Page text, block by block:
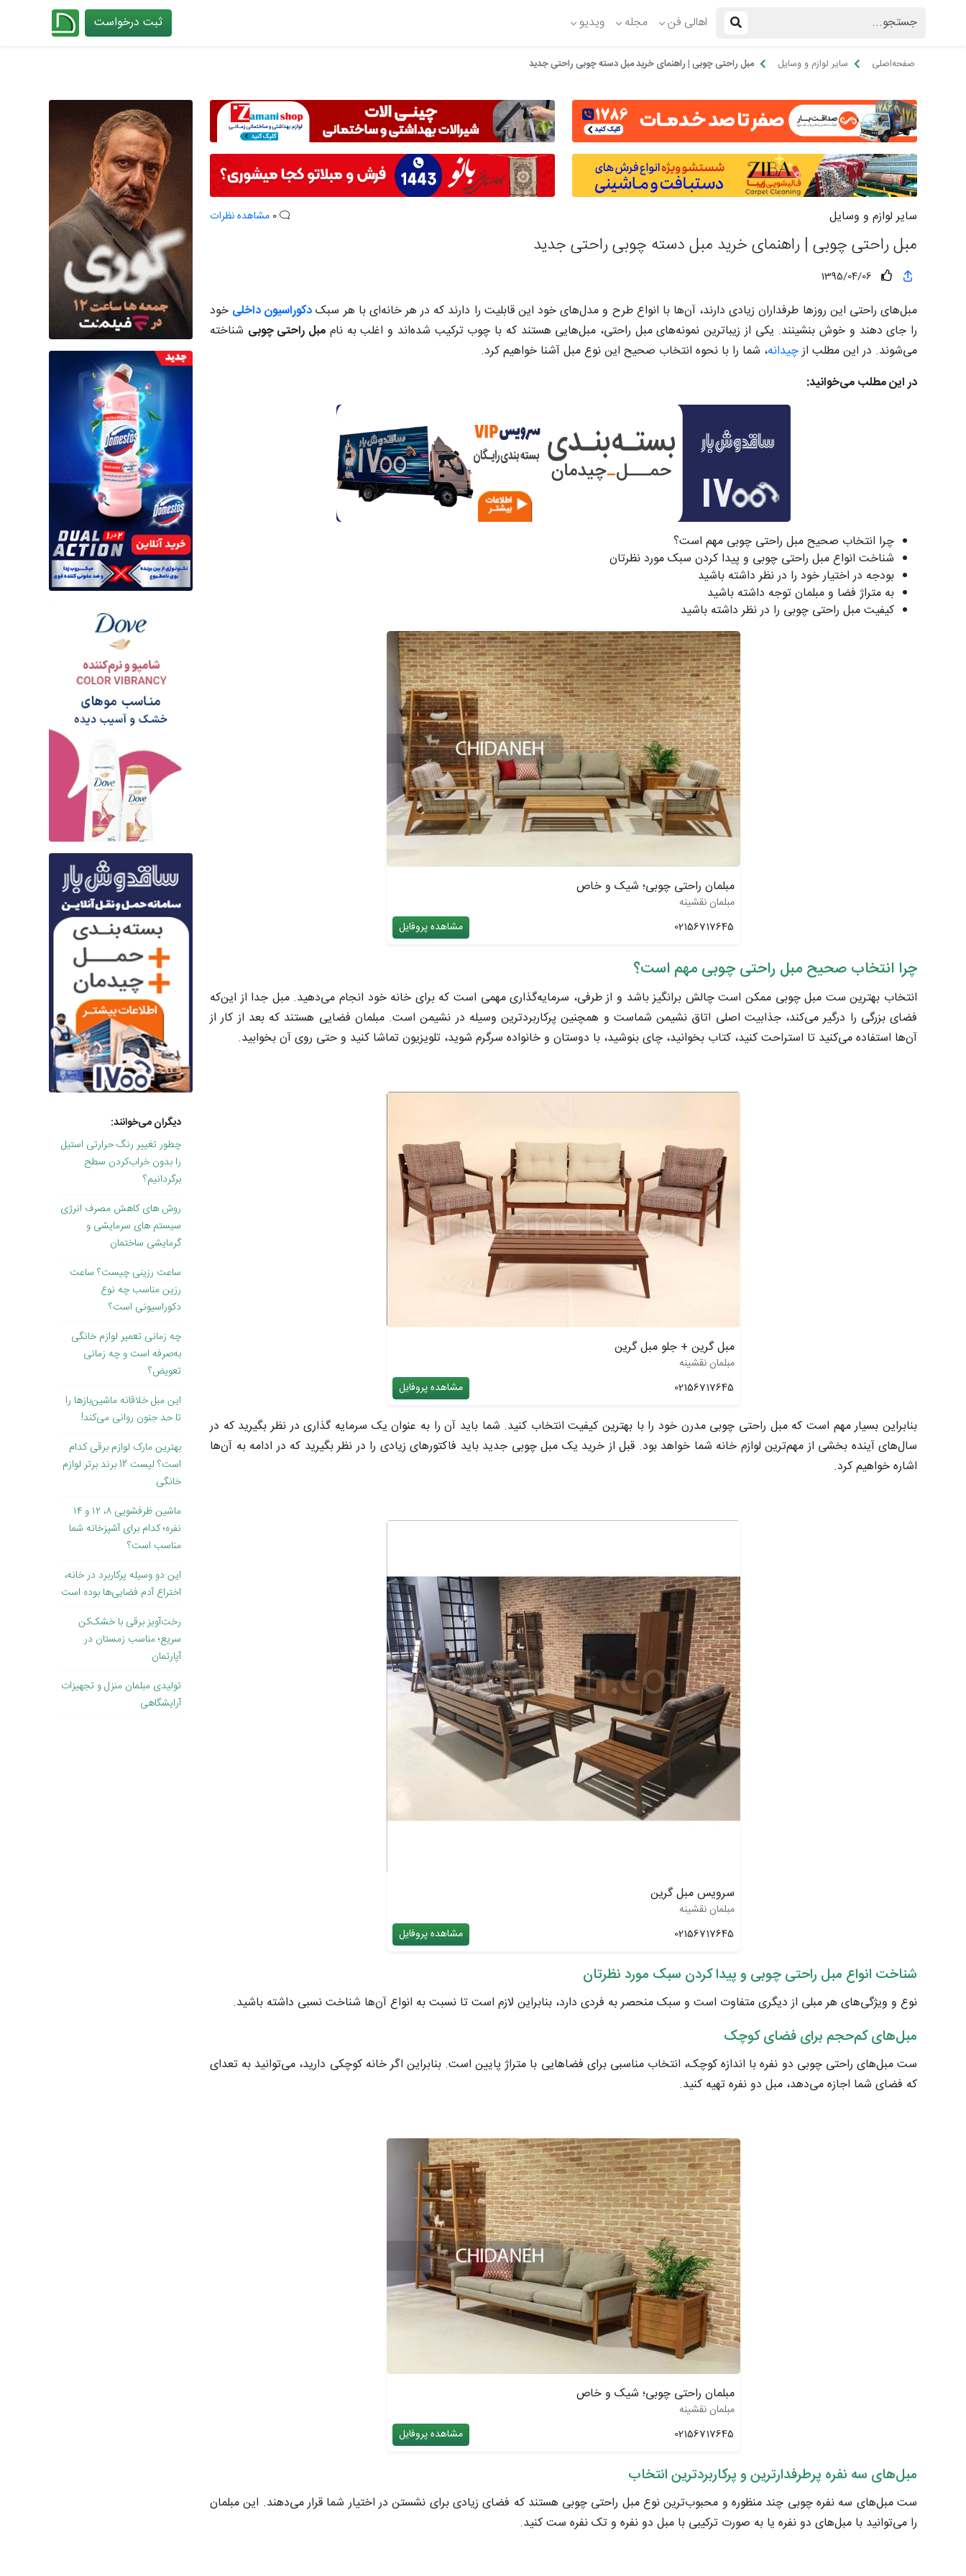
اهالی فن مجله ویدیو ثبت درخواست
صفحه‌اصلی سایر لوازم و وسایل مبل راحتی چوبی | راهنمای خرید مبل دسته چوبی راحتی جدید
سایر لوازم و وسایل مشاهده نظرات
مبل راحتی چوبی | راهنمای خرید مبل دسته چوبی راحتی جدید
1395/04/06
مبل‌های راحتی این روزها طرفداران زیادی دارند، آن‌ها با انواع طرح و مدل‌های خود این قابلیت را دارند که در هر خانه‌ای با هر سبکدکوراسیون داخلی خود
را جای دهند و خوش بنشینند. یکی از زیباترین نمونه‌های مبل راحتی، مبل‌هایی هستند که با چوب ترکیب شده‌اند و اغلب به نام مبل راحتی چوبی شناخته
می‌شوند. در این مطلب ازچیدانه، شما را با نحوه انتخاب صحیح این نوع مبل آشنا خواهیم کرد.
در این مطلب می‌خوانید:
چرا انتخاب صحیح مبل راحتی چوبی مهم است؟
شناخت انواع مبل راحتی چوبی و پیدا کردن سبک مورد نظرتان
بودجه در اختیار خود را در نظر داشته باشید
به متراژ فضا و مبلمان توجه داشته باشید
کیفیت مبل راحتی چوبی را در نظر داشته باشید
مبلمان راحتی چوبی؛ شیک و خاص
مبلمان نقشینه
02156717645
مشاهده پروفایل
چرا انتخاب صحیح مبل راحتی چوبی مهم است؟
انتخاب بهترین ست مبل چوبی ممکن است چالش برانگیز باشد و از طرفی، سرمایه‌گذاری مهمی است که برای خانه خود انجام می‌دهید. مبل جدا از این‌که
فضای بزرگی را درگیر می‌کند، جذابیت اصلی اتاق نشیمن شماست و همچنین پرکاربردترین وسیله در نشیمن است. مبلمان فضایی هستند که بعد از کار از
آن‌ها استفاده می‌کنید تا استراحت کنید، کتاب بخوانید، چای بنوشید، با دوستان و خانواده سرگرم شوید، تلویزیون تماشا کنید و حتی روی آن بخوابید.
مبل گرین + جلو مبل گرین
مبلمان نقشینه
02156717645
مشاهده پروفایل
بنابراین بسیار مهم است که مبل راحتی چوبی مدرن خود را با بهترین کیفیت انتخاب کنید. شما باید آن را به عنوان یک سرمایه گذاری در نظر بگیرید که در
سا‌ل‌های آینده بخشی از مهم‌ترین لوازم خانه شما خواهد بود. قبل از خرید یک مبل چوبی جدید باید فاکتورهای زیادی را در نظر بگیرید که در ادامه به آن‌ها
اشاره خواهیم کرد.
سرویس مبل گرین
مبلمان نقشینه
02156717645
مشاهده پروفایل
شناخت انواع مبل راحتی چوبی و پیدا کردن سبک مورد نظرتان
نوع و ویژگی‌های هر مبلی از دیگری متفاوت است و سبک منحصر به فردی دارد، بنابراین لازم است تا نسبت به انواع آن‌ها شناخت نسبی داشته باشید.
مبل‌های کم‌حجم برای فضای کوچک
ست مبل‌های راحتی چوبی دو نفره با اندازه کوچک، انتخاب مناسبی برای فضاهایی با متراژ پایین است. بنابراین اگر خانه کوچکی دارید، می‌توانید به تعدای
که فضای شما اجازه می‌دهد، مبل دو نفره تهیه کنید.
مبلمان راحتی چوبی؛ شیک و خاص
مبلمان نقشینه
02156717645
مشاهده پروفایل
مبل‌های سه نفره پرطرفدارترین و پرکاربردترین انتخاب
ست مبل‌های سه نفره چوبی چند منظوره و محبوب‌ترین نوع مبل راحتی چوبی هستند که فضای زیادی برای نشستن در اختیار شما قرار می‌دهند. این مبلمان
را می‌توانید با مبل‌های دو نفره یا به صورت ترکیبی با مبل دو نفره و تک نفره ست کنید.
دیگران می‌خوانند:
چطور تغییر رنگ حرارتی استیل
را بدون خراب‌کردن سطح
برگردانیم؟
روش های کاهش مصرف انرژی
سیستم های سرمایشی و
گرمایشی ساختمان
ساعت رزینی چیست؟ ساعت
رزین مناسب چه نوع
دکوراسیونی است؟
چه زمانی تعمیر لوازم خانگی
به‌صرفه است و چه زمانی
تعویض؟
این مبل خلاقانه ماشین‌بازها را
تا حد جنون روانی می‌کند!
بهترین مارک لوازم برقی کدام
است؟ لیست 12 برند برتر لوازم
خانگی
ماشین ظرفشویی ۸، ۱۲ و ۱۴
نفره؛ کدام برای آشپزخانه شما
مناسب است؟
این دو وسیله پرکاربرد در خانه،
اختراع آدم فضایی‌ها بوده است
رخت‌آویز برقی با خشک‌کن
سریع؛ مناسب زمستان در
آپارتمان
تولیدی مبلمان منزل و تجهیزات
آرایشگاهی